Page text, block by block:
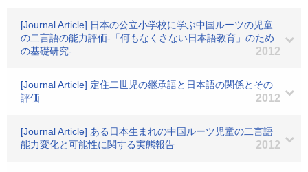
[Journal Article] 日本の公立小学校に学ぶ中国ルーツの児童
の二言語の能力評価-「何もなくさない日本語教育」のため
の基礎研究-
2012
[Journal Article] 定住二世児の継承語と日本語の関係とその
評価
2012
[Journal Article] ある日本生まれの中国ルーツ児童の二言語
能力変化と可能性に関する実態報告
2012